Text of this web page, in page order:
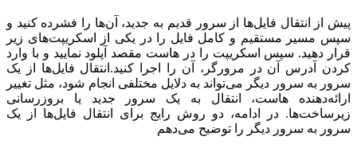
پیش از انتقال فایل‌ها از سرور قدیم به جدید، آن‌ها را فشرده کنید و
سپس مسیر مستقیم و کامل فایل را در یکی از اسکریپت‌های زیر
قرار دهید. سپس اسکریپت را در هاست مقصد آپلود نمایید و با وارد
کردن آدرس آن در مرورگر، آن را اجرا کنید.انتقال فایل‌ها از یک
سرور به سرور دیگر می‌تواند به دلایل مختلفی انجام شود، مثل تغییر
ارائه‌دهنده هاست، انتقال به یک سرور جدید یا بروزرسانی
زیرساخت‌ها. در ادامه، دو روش رایج برای انتقال فایل‌ها از یک
سرور به سرور دیگر را توضیح می‌دهم